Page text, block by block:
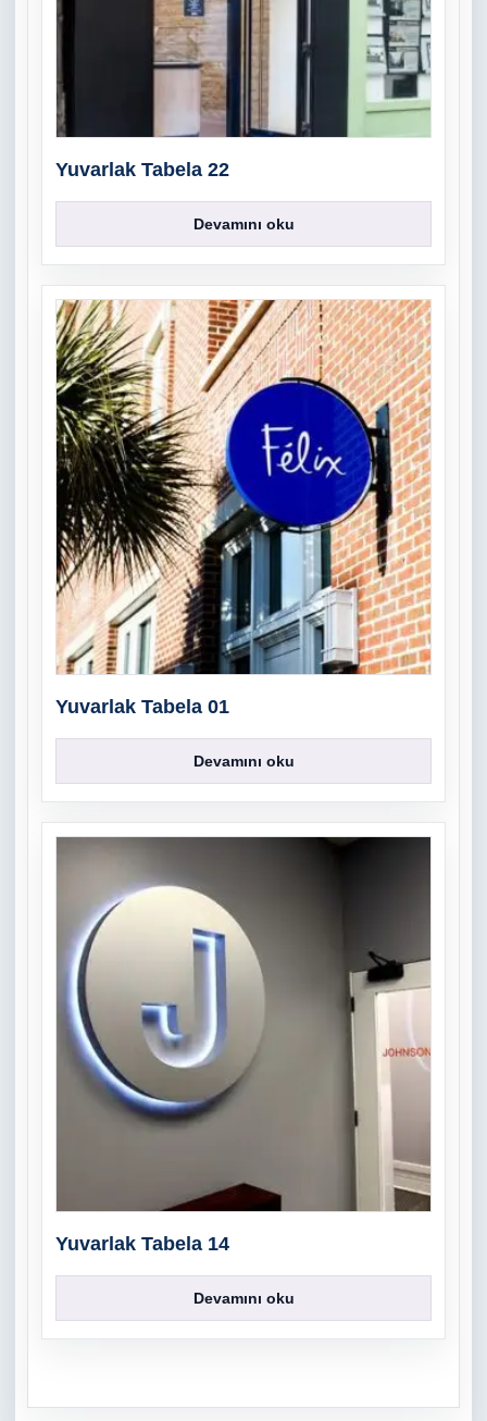
Yuvarlak Tabela 22
Devamını oku
Yuvarlak Tabela 01
Devamını oku
Yuvarlak Tabela 14
Devamını oku